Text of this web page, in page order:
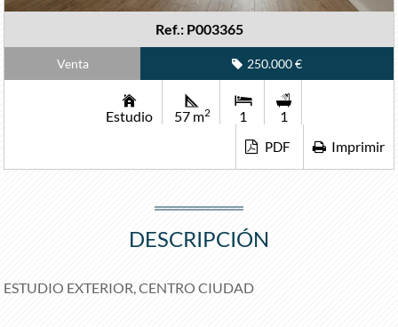
Ref.: P003365
Venta 250.000 €
Estudio 57 m2 1
1
Imprimir
DESCRIPCIÓN
ESTUDIO EXTERIOR, CENTRO CIUDAD